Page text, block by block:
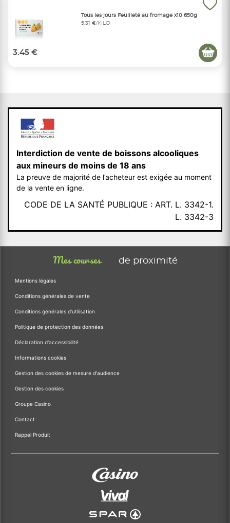
Tous les jours Feuilleté au fromage x10 650g
5,31 €/KILO
3.45 €
Interdiction de vente de boissons alcooliques
aux mineurs de moins de 18 ans
La preuve de majorité de l’acheteur est exigée au moment
de la vente en ligne.
CODE DE LA SANTÉ PUBLIQUE : ART. L. 3342-1.
L. 3342-3
Mes courses de proximité
Mentions légales
Conditions générales de vente
Conditions générales d'utilisation
Politique de protection des données
Déclaration d'accessibilité
Informations cookies
Gestion des cookies de mesure d'audience
Gestion des cookies
Groupe Casino
Contact
Rappel Produit